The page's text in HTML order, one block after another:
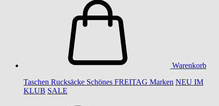
Warenkorb
Taschen Rucksäcke Schönes FREITAG Marken NEU IM
KLUB SALE